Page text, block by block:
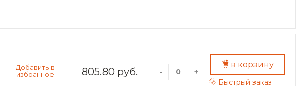
805.80 руб. - +
в корзину
Быстрый заказ